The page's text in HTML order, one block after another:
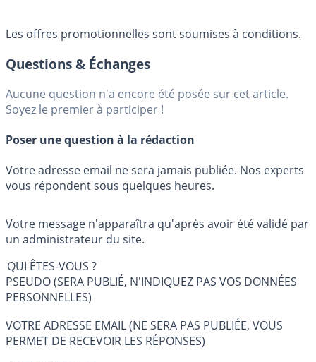
Les offres promotionnelles sont soumises à conditions.
Questions & Échanges
Aucune question n'a encore été posée sur cet article.
Soyez le premier à participer !
Poser une question à la rédaction
Votre adresse email ne sera jamais publiée. Nos experts
vous répondent sous quelques heures.
Votre message n'apparaîtra qu'après avoir été validé par
un administrateur du site.
QUI ÊTES-VOUS ?
PSEUDO (SERA PUBLIÉ, N'INDIQUEZ PAS VOS DONNÉES
PERSONNELLES)
VOTRE ADRESSE EMAIL (NE SERA PAS PUBLIÉE, VOUS
PERMET DE RECEVOIR LES RÉPONSES)